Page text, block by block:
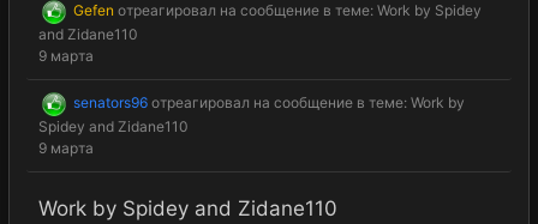
Gefen отреагировал на сообщение в теме: Work by Spidey
and Zidane110
9 марта
senators96 отреагировал на сообщение в теме: Work by
Spidey and Zidane110
9 марта
Work by Spidey and Zidane110